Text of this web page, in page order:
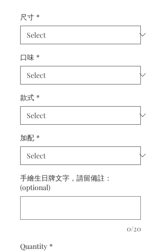
尺寸 *
口味 *
款式 *
加配 *
手繪生日牌文字，請留備註：
(optional)
0/20
Quantity *